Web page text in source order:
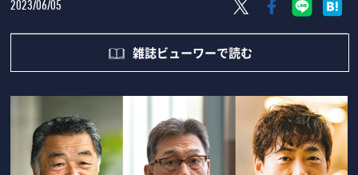
2023/06/05
雑誌ビューワーで読む